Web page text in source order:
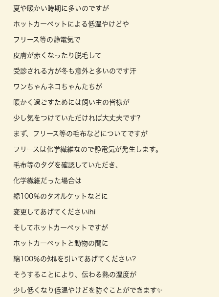
夏や暖かい時期に多いのですが
ホットカーペットによる低温やけどや
フリース等の静電気で
皮膚が赤くなったり脱毛して
受診される方が冬も意外と多いのです汗
ワンちゃんネコちゃんたちが
暖かく過ごすためには飼い主の皆様が
少し気をつけていただければ大丈夫です?
まず、フリース等の毛布などについてですが
フリースは化学繊維なので静電気が発生します。
毛布等のタグを確認していただき、
化学繊維だった場合は
綿100％のタオルケットなどに
変更してあげてくださいihi
そしてホットカーペットですが
ホットカーペットと動物の間に
綿100％のﾀｵﾙを引いてあげてください?
そうすることにより、伝わる熱の温度が
少し低くなり低温やけどを防ぐことができます✨